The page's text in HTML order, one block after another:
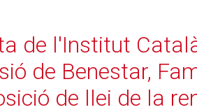
de l'Institut
de Benestar,
de llei de la